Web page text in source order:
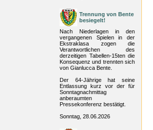
Trennung von Bente
besiegelt!
Nach Niederlagen in den
vergangenen Spielen in der
Ekstraklasa zogen die
Verantwortlichen des
derzeitigen Tabellen-15ten die
Konsequenz und trennten sich
von Gianlucca Bente.
Der 64-Jährige hat seine
Entlassung kurz vor der für
Sonntagnachmittag
anberaumten
Pressekonferenz bestätigt.
Sonntag, 28.06.2026